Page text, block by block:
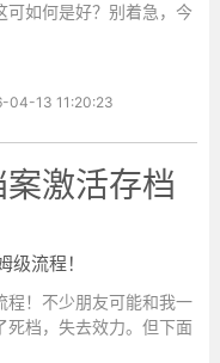
可如何是好？别着急，今
04-13 11:20:23
激活存档
程！不少朋友可能和我一
死档，失去效力。但下面